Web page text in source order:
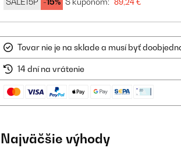
Tovar nie je na sklade a musí byť
14 dní na vrátenie
Najväčšie výhody